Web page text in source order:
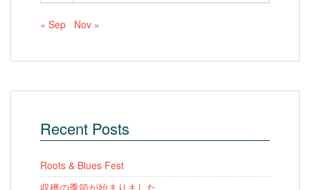
« Sep Nov »
Recent Posts
Roots & Blues Fest
収穫の季節が始まりました